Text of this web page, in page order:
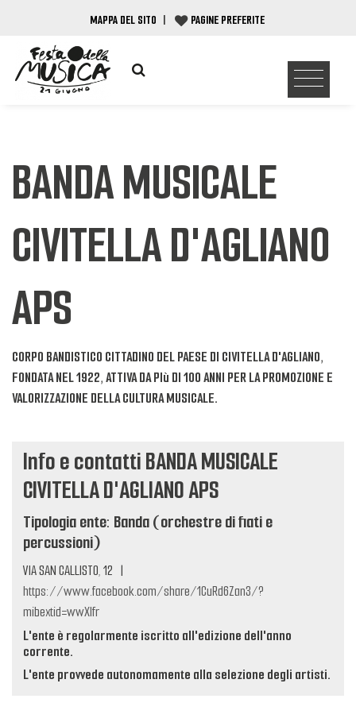
MAPPA DEL SITO | PAGINE PREFERITE
BANDA MUSICALE
CIVITELLA D'AGLIANO
APS
CORPO BANDISTICO CITTADINO DEL PAESE DI CIVITELLA D'AGLIANO,
FONDATA NEL 1922, ATTIVA DA PIù DI 100 ANNI PER LA PROMOZIONE E
VALORIZZAZIONE DELLA CULTURA MUSICALE.
Info e contatti BANDA MUSICALE
CIVITELLA D'AGLIANO APS
Tipologia ente: Banda (orchestre di fiati e
percussioni)
VIA SAN CALLISTO, 12 |
https://www.facebook.com/share/1CuRd6Zan3/?
mibextid=wwXIfr
L'ente è regolarmente iscritto all'edizione dell'anno
corrente.
L'ente provvede autonomamente alla selezione degli artisti.